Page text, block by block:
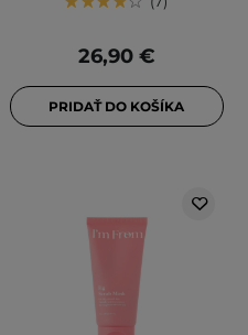
26,90 €
PRIDAŤ DO KOŠÍKA